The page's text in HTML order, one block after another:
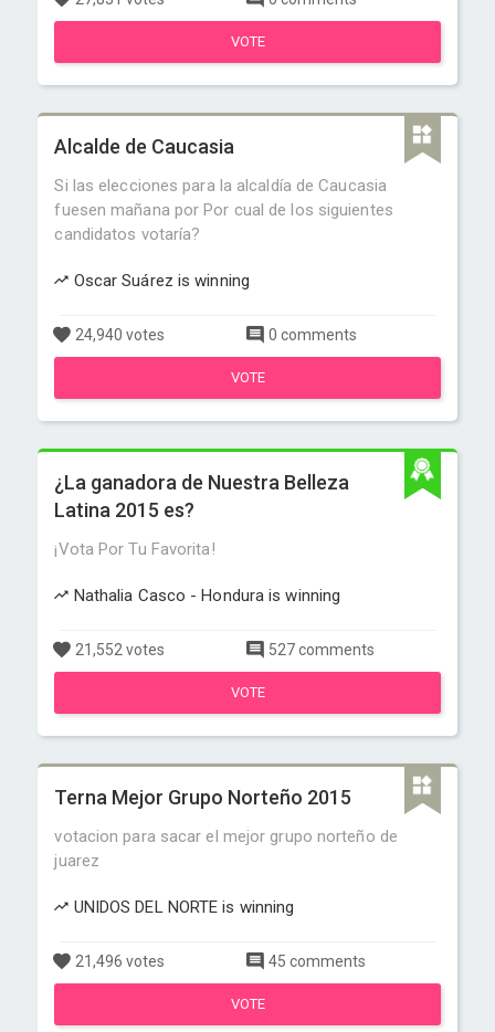
VOTE
Alcalde de Caucasia
Si las elecciones para la alcaldía de Caucasia
fuesen mañana por Por cual de los siguientes
candidatos votaría?
Oscar Suárez is winning
24,940 votes 0 comments
VOTE
¿La ganadora de Nuestra Belleza
Latina 2015 es?
¡Vota Por Tu Favorita!
Nathalia Casco - Hondura is winning
21,552 votes 527 comments
VOTE
Terna Mejor Grupo Norteño 2015
votacion para sacar el mejor grupo norteño de
juarez
UNIDOS DEL NORTE is winning
21,496 votes 45 comments
VOTE